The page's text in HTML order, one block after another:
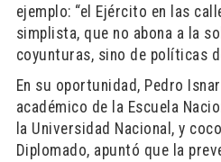
ejemplo: “el Ejército en las
simplista, que no abona a la
coyunturas, sino de políticas
En su oportunidad, Pedro
académico de la Escuela
la Universidad Nacional, y
Diplomado, apuntó que la